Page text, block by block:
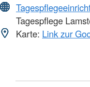
Tagespflege
Karte: Link zur